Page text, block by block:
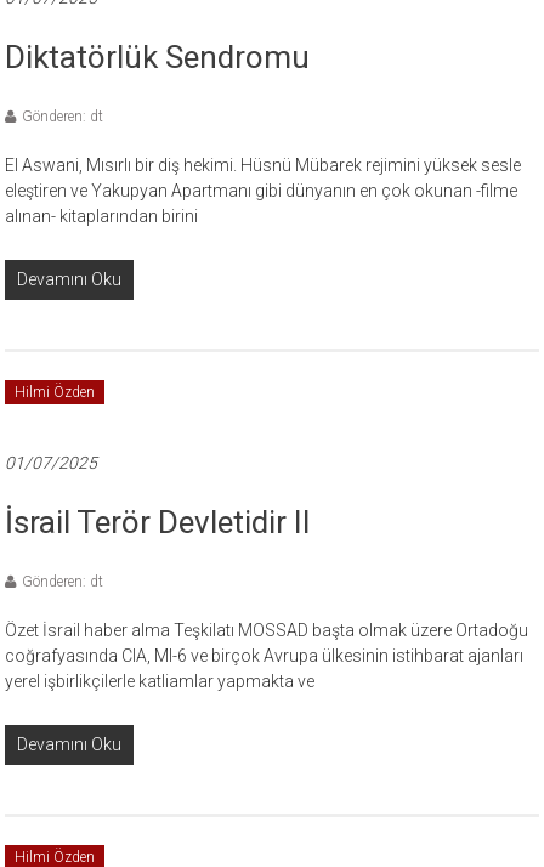
Diktatörlük Sendromu
Gönderen: dt
El Aswani, Mısırlı bir diş hekimi. Hüsnü Mübarek rejimini yüksek sesle
eleştiren ve Yakupyan Apartmanı gibi dünyanın en çok okunan -filme
alınan- kitaplarından birini
Devamını Oku
Hilmi Özden
01/07/2025
İsrail Terör Devletidir II
Gönderen: dt
Özet İsrail haber alma Teşkilatı MOSSAD başta olmak üzere Ortadoğu
coğrafyasında CIA, MI-6 ve birçok Avrupa ülkesinin istihbarat ajanları
yerel işbirlikçilerle katliamlar yapmakta ve
Devamını Oku
Hilmi Özden